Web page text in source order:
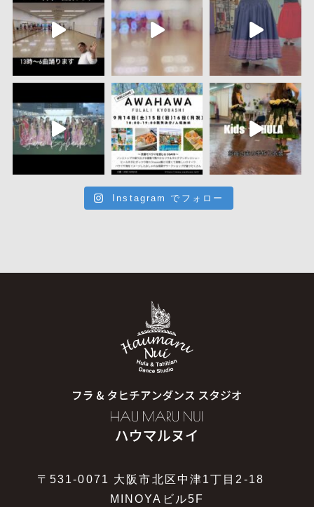
Instagram でフォロー
〒531-0071 大阪市北区中津1丁目2-18
MINOYAビル5F